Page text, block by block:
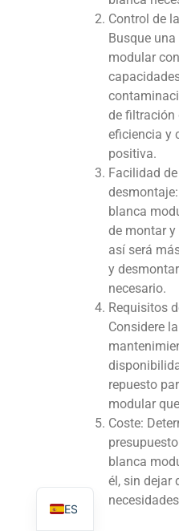
Control de
Busque
modular
de filtración
eficiencia y
positiva.
Facilidad
blanca
de montar y
así será
y
necesario.
Requisitos
Considere
repuesto
modular
Coste:
blanca
él, sin dejar
ES